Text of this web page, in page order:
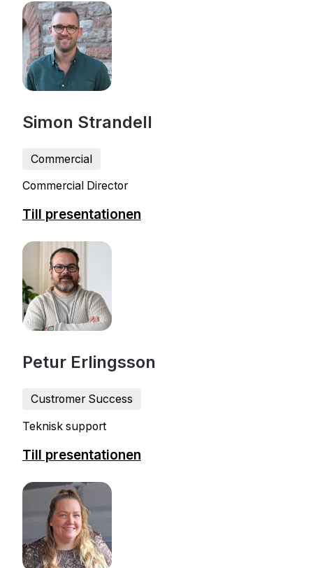
Simon Strandell
Commercial
Commercial Director
Till presentationen
Petur Erlingsson
Custromer Success
Teknisk support
Till presentationen